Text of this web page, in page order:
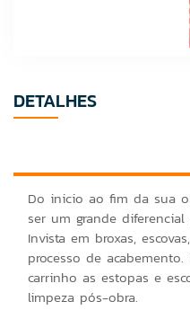
DETALHES
Do inicio ao fim da sua
ser um grande
Invista em broxas,
processo de
carrinho as estopas e
limpeza pós-obra.